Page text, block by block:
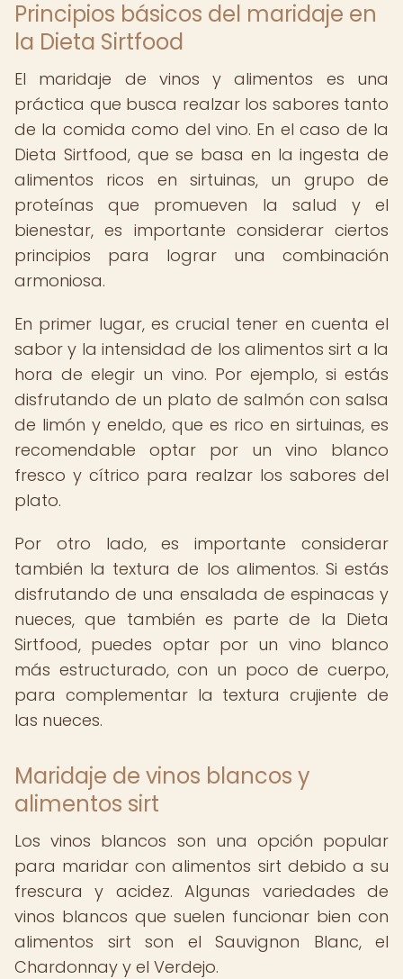
Principios básicos del maridaje en
la Dieta Sirtfood
El maridaje de vinos y alimentos es una
práctica que busca realzar los sabores tanto
de la comida como del vino. En el caso de la
Dieta Sirtfood, que se basa en la ingesta de
alimentos ricos en sirtuinas, un grupo de
proteínas que promueven la salud y el
bienestar, es importante considerar ciertos
principios para lograr una combinación
armoniosa.
En primer lugar, es crucial tener en cuenta el
sabor y la intensidad de los alimentos sirt a la
hora de elegir un vino. Por ejemplo, si estás
disfrutando de un plato de salmón con salsa
de limón y eneldo, que es rico en sirtuinas, es
recomendable optar por un vino blanco
fresco y cítrico para realzar los sabores del
plato.
Por otro lado, es importante considerar
también la textura de los alimentos. Si estás
disfrutando de una ensalada de espinacas y
nueces, que también es parte de la Dieta
Sirtfood, puedes optar por un vino blanco
más estructurado, con un poco de cuerpo,
para complementar la textura crujiente de
las nueces.
Maridaje de vinos blancos y
alimentos sirt
Los vinos blancos son una opción popular
para maridar con alimentos sirt debido a su
frescura y acidez. Algunas variedades de
vinos blancos que suelen funcionar bien con
alimentos sirt son el Sauvignon Blanc, el
Chardonnay y el Verdejo.